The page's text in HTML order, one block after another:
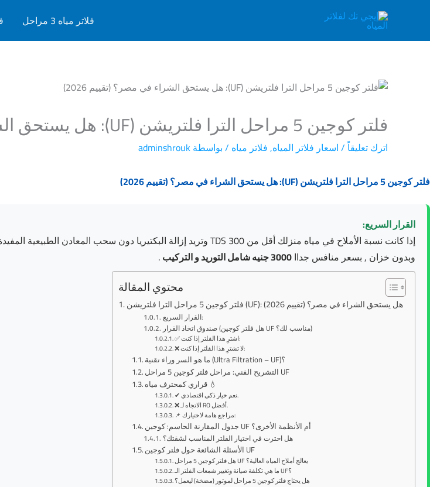
المحتوى
فلاتر مياه 3 مراحل
فلتر كوجين 5 مراحل الترا فلتريشن (UF): هل يستحق الشراء في مصر؟ (تقييم 2026)
اترك تعليقاً/اسعار فلاتر المياه,فلاتر مياه / بواسطةadminshrouk
فلتر كوجين 5 مراحل الترا فلتريشن (UF): هل يستحق الشراء في مصر؟ (تقييم 2026)
القرار السريع:
وبدون خزان , بسعر منافس جداا3000 جنيه شامل التوريد و التركيب .
محتوي المقالة
فلتر كوجين 5 مراحل الترا فلتريشن (UF): هل يستحق الشراء في مصر؟ (تقييم 2026)
القرار السريع:
صندوق اتخاذ القرار (هل فلتر كوجين UF مناسب لك؟)
✅ اشترِ هذا الفلتر إذا كنت:
❌ لا تشترِ هذا الفلتر إذا كنت:
ما هو السر وراء تقنية (Ultra Filtration – UF)؟
التشريح الفني: مراحل فلتر كوجين 5 مراحل UF
قراري كمحترف مياه 💧
✔ نعم خيار ذكي اقتصادي.
❌ الاتجاه لـ RO أفضل.
📌 مراجع هامة لاختيارك:
جدول المقارنة الحاسم: كوجين UF أم الأنظمة الأخرى؟
هل احترت في اختيار الفلتر المناسب لشقتك؟
الأسئلة الشائعة حول فلتر كوجين UF
هل فلتر كوجين 5 مراحل UF يعالج أملاح المياه العالية؟
ما هي تكلفة صيانة وتغيير شمعات الفلتر الـ UF؟
هل يحتاج فلتر كوجين 5 مراحل لموتور (مضخة) ليعمل؟